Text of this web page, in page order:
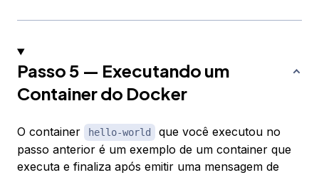
Passo 5 — Executando um
Container do Docker
O container hello-world
que você executou no
passo anterior é um exemplo de um container que
executa e finaliza após emitir uma mensagem de